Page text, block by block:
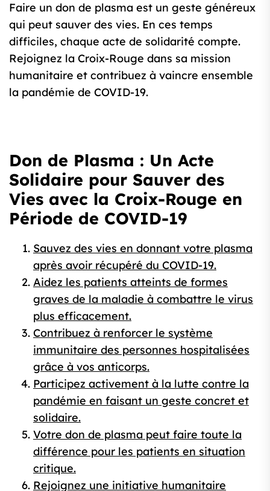
Faire un don de plasma est un geste généreux
qui peut sauver des vies. En ces temps
difficiles, chaque acte de solidarité compte.
Rejoignez la Croix-Rouge dans sa mission
humanitaire et contribuez à vaincre ensemble
la pandémie de COVID-19.
Don de Plasma : Un Acte
Solidaire pour Sauver des
Vies avec la Croix-Rouge en
Période de COVID-19
Sauvez des vies en donnant votre plasma
après avoir récupéré du COVID-19.
Aidez les patients atteints de formes
graves de la maladie à combattre le virus
plus efficacement.
Contribuez à renforcer le système
immunitaire des personnes hospitalisées
grâce à vos anticorps.
Participez activement à la lutte contre la
pandémie en faisant un geste concret et
solidaire.
Votre don de plasma peut faire toute la
différence pour les patients en situation
critique.
Rejoignez une initiative humanitaire